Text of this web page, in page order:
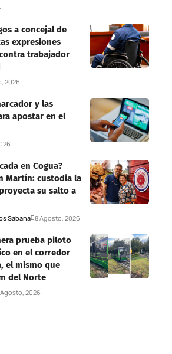
a concejal de
expresiones
trabajador
2026
y las
apostar en el
en Cogua?
Martín: custodia la
su salto a
Sabana 8 Agosto, 2026
prueba piloto
en el corredor
el mismo que
del Norte
2026